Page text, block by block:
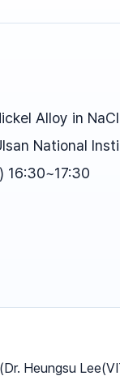
Alloy in
National
16:30~17:30
Heungsu